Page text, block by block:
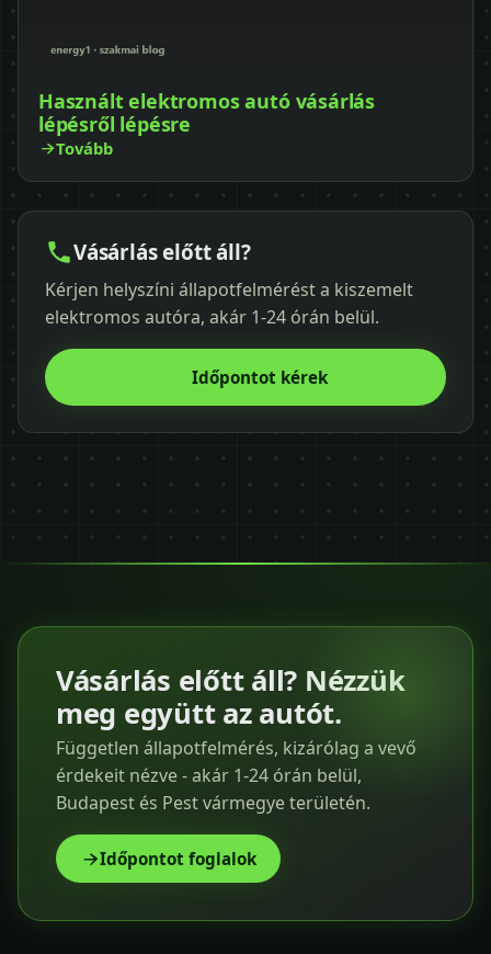
Használt elektromos autó vásárlás
lépésről lépésre
Tovább
Vásárlás előtt áll?
Kérjen helyszíni állapotfelmérést a kiszemelt
elektromos autóra, akár 1-24 órán belül.
Időpontot kérek
Vásárlás előtt áll? Nézzük
meg együtt az autót.
Független állapotfelmérés, kizárólag a vevő
érdekeit nézve - akár 1-24 órán belül,
Budapest és Pest vármegye területén.
Időpontot foglalok